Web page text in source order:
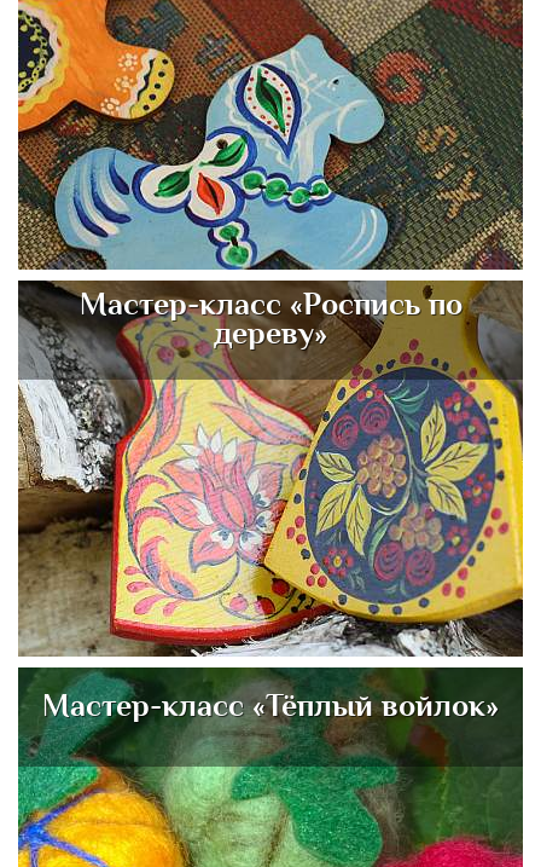
Мастер-класс «Роспись по
дереву»
Мастер-класс «Тёплый войлок»